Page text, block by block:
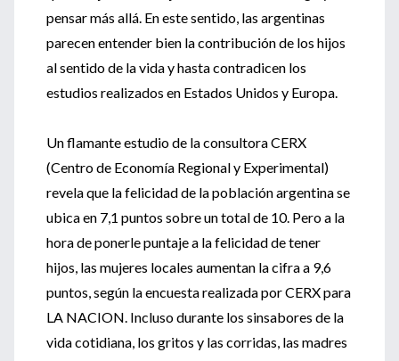
pensar más allá. En este sentido, las argentinas
parecen entender bien la contribución de los hijos
al sentido de la vida y hasta contradicen los
estudios realizados en Estados Unidos y Europa.
Un flamante estudio de la consultora CERX
(Centro de Economía Regional y Experimental)
revela que la felicidad de la población argentina se
ubica en 7,1 puntos sobre un total de 10. Pero a la
hora de ponerle puntaje a la felicidad de tener
hijos, las mujeres locales aumentan la cifra a 9,6
puntos, según la encuesta realizada por CERX para
LA NACION. Incluso durante los sinsabores de la
vida cotidiana, los gritos y las corridas, las madres